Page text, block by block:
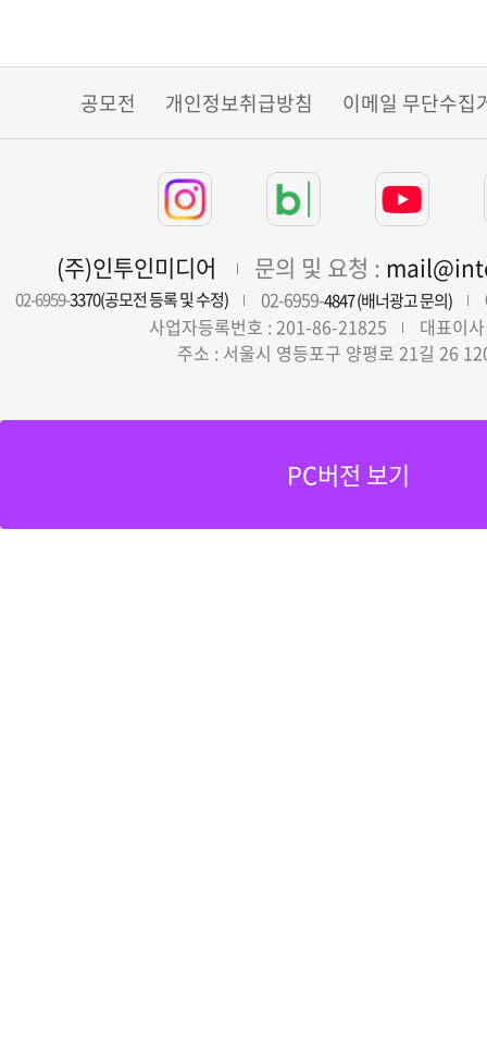
공모전 개인정보취급방침 이메일 무단수집
(주)인투인미디어 문의 및 요청 :
02-6959-3370(공모전 등록 및 수정) 02-6959-4847 (배너광고 문의)
사업자등록번호 : 201-86-21825
대표이
주소 : 서울시 영등포구 양평로 21길 26
PC버전 보기